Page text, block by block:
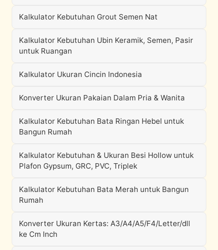
Kalkulator Kebutuhan Grout Semen Nat
Kalkulator Kebutuhan Ubin Keramik, Semen, Pasir
untuk Ruangan
Kalkulator Ukuran Cincin Indonesia
Konverter Ukuran Pakaian Dalam Pria & Wanita
Kalkulator Kebutuhan Bata Ringan Hebel untuk
Bangun Rumah
Kalkulator Kebutuhan & Ukuran Besi Hollow untuk
Plafon Gypsum, GRC, PVC, Triplek
Kalkulator Kebutuhan Bata Merah untuk Bangun
Rumah
Konverter Ukuran Kertas: A3/A4/A5/F4/Letter/dll
ke Cm Inch